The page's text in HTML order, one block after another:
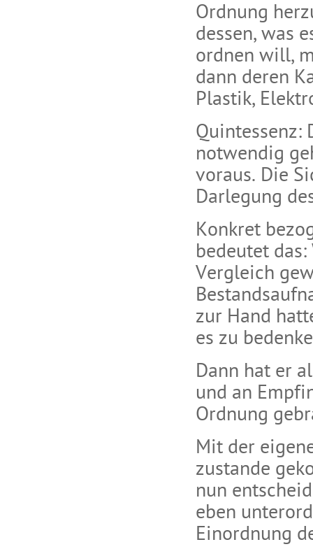
Ordnung
dessen, was
ordnen will,
dann deren
Plastik,
Quintessenz:
notwendig
voraus. Die
Darlegung
Konkret
bedeutet
Vergleich
zur Hand
es zu
Dann hat er
und an
Ordnung
Mit der
zustande
nun
eben
Einordnung